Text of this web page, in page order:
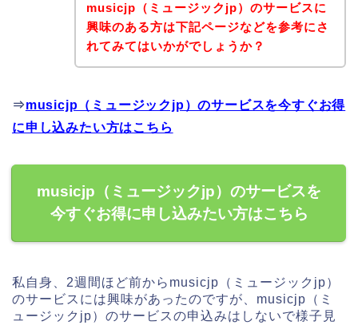
musicjp（ミュージックjp）のサービスに
興味のある方は下記ページなどを参考にさ
れてみてはいかがでしょうか？
⇒musicjp（ミュージックjp）のサービスを今すぐお得
に申し込みたい方はこちら
musicjp（ミュージックjp）のサービスを
今すぐお得に申し込みたい方はこちら
私自身、2週間ほど前からmusicjp（ミュージックjp）
のサービスには興味があったのですが、musicjp（ミ
ュージックjp）のサービスの申込みはしないで様子見